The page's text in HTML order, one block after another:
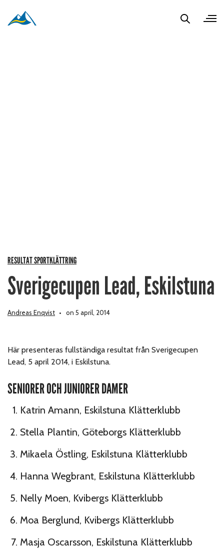
RESULTAT SPORTKLÄTTRING
Sverigecupen Lead, Eskilstuna
Andreas Enqvist on 5 april, 2014
Här presenteras fullständiga resultat från Sverigecupen
Lead, 5 april 2014, i Eskilstuna.
SENIORER OCH JUNIORER DAMER
Katrin Amann, Eskilstuna Klätterklubb
Stella Plantin, Göteborgs Klätterklubb
Mikaela Östling, Eskilstuna Klätterklubb
Hanna Wegbrant, Eskilstuna Klätterklubb
Nelly Moen, Kvibergs Klätterklubb
Moa Berglund, Kvibergs Klätterklubb
Masja Oscarsson, Eskilstuna Klätterklubb